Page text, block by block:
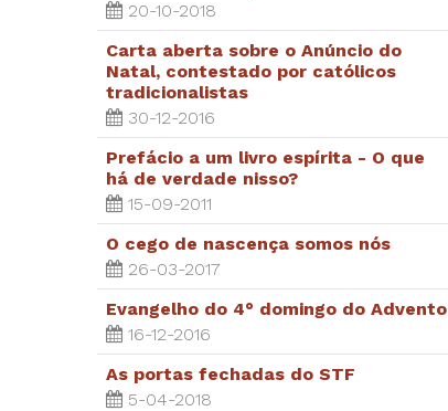
20-10-2018
Carta aberta sobre o Anúncio do
Natal, contestado por católicos
tradicionalistas
30-12-2016
Prefácio a um livro espírita - O que
há de verdade nisso?
15-09-2011
O cego de nascença somos nós
26-03-2017
Evangelho do 4° domingo do Advento
16-12-2016
As portas fechadas do STF
5-04-2018